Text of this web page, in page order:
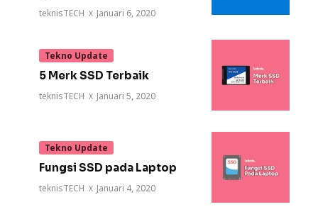
teknisTECH · Januari 6, 2020
Tekno Update
5 Merk SSD Terbaik
teknisTECH · Januari 5, 2020
Tekno Update
Fungsi SSD pada Laptop
teknisTECH · Januari 4, 2020